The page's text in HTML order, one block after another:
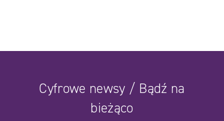
Cyfrowe newsy / Bądź na
bieżąco